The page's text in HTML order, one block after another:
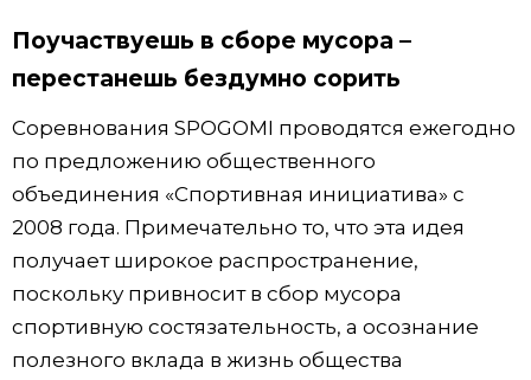
Поучаствуешь в сборе мусора –
перестанешь бездумно сорить
Соревнования SPOGOMI проводятся ежегодно
по предложению общественного
объединения «Спортивная инициатива» с
2008 года. Примечательно то, что эта идея
получает широкое распространение,
поскольку привносит в сбор мусора
спортивную состязательность, а осознание
полезного вклада в жизнь общества